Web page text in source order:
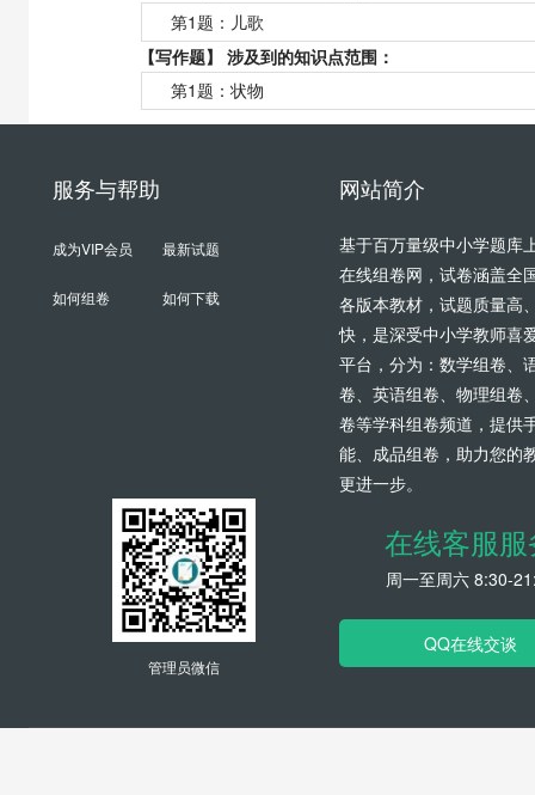
第1题： 儿歌
【写作题】 涉及到的知识点范围：
第1题：状物
服务与帮助
成为VIP会员 最新试题
如何组卷 如何下载
网站简介
基于百万量级中小学题库
在线组卷网，试卷涵盖全
各版本教材，试题质量高
快，是深受中小学教师喜
平台，分为：数学组卷、
卷、英语组卷、物理组卷
卷等学科组卷频道，提供
能、成品组卷，助力您的
更进一步。
管理员微信
在线客服
周一至周六 8:30-
QQ在线交谈